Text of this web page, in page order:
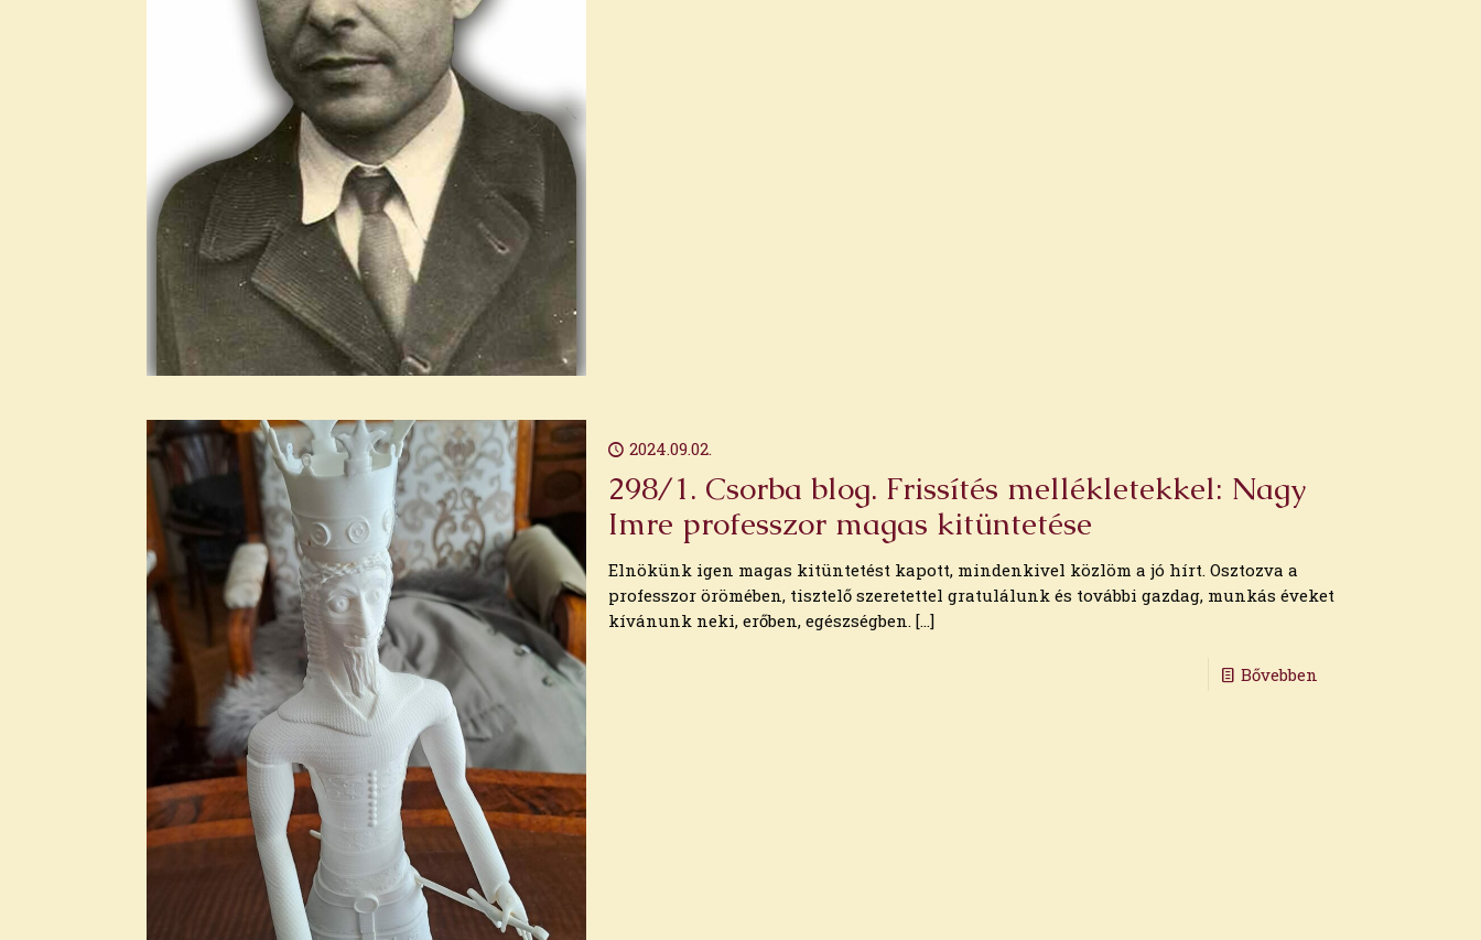
2024.09.02.
298/1. Csorba blog. Frissítés mellékletekkel: Nagy
Imre professzor magas kitüntetése
Elnökünk igen magas kitüntetést kapott, mindenkivel közlöm a jó hírt. Osztozva a
professzor örömében, tisztelő szeretettel gratulálunk és további gazdag, munkás éveket
kívánunk neki, erőben, egészségben.[…]
Bővebben
2020. december
2020. november
2020. szeptember
2020. augusztus
2020. július
2020. június
2020. május
2020. április
2020. március
2020. február
2020. január
2019. december
2019. november
2019. szeptember
2019. augusztus
2019. július
2019. május
2019. április
2019. március
2019. február
2019. január
2018. december
2018. november
2018. október
2018. szeptember
2018. augusztus
2018. július
2018. június
2018. május